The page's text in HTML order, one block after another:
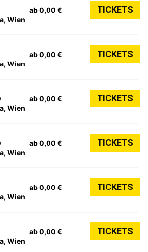
Wien
ab 0,00 € TICKETS
Wien
ab 0,00 € TICKETS
Wien
ab 0,00 € TICKETS
Wien
ab 0,00 € TICKETS
Wien
ab 0,00 € TICKETS
Wien
ab 0,00 € TICKETS